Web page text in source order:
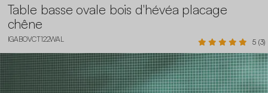
Table basse ovale bois d'hévéa placage
chêne
IGABOVCT122WAL 5 (3)